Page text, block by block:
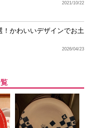
2021/10/22
かわいいデザインでお土
2026/04/23